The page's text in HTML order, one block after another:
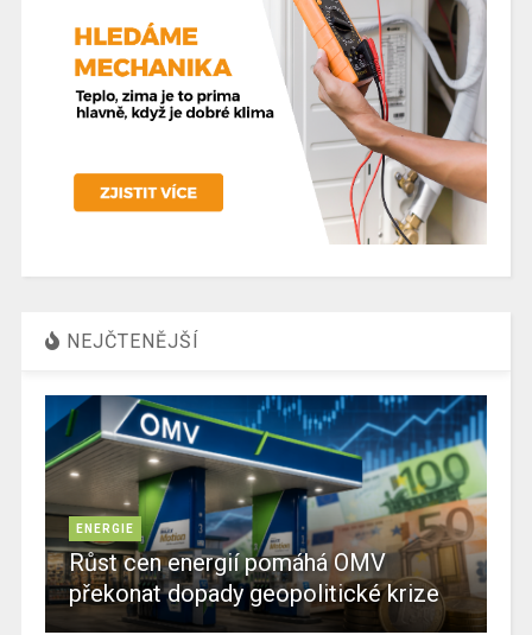
NEJČTENĚJŠÍ
ENERGIE
Růst cen energií pomáhá OMV
překonat dopady geopolitické krize